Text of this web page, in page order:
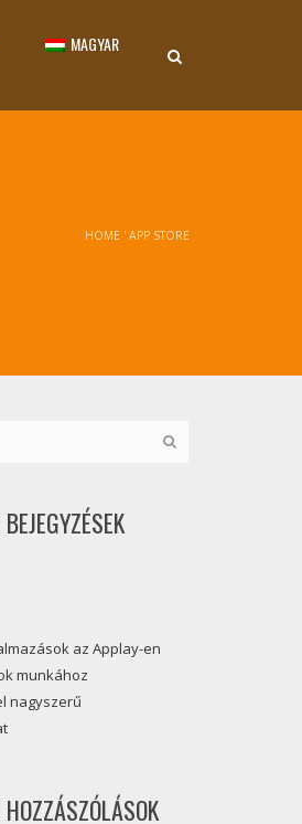
MAGYAR
HOME ' APP STORE
az Applay-en
munkához
nagyszerű